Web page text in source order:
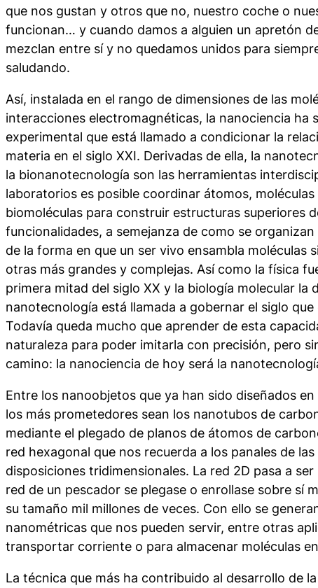
que nos gustan y otros que no, nuestro coche o
funcionan… y cuando damos a alguien un apretón
mezclan entre sí y no quedamos unidos para
saludando.
Así, instalada en el rango de dimensiones de las
interacciones electromagnéticas, la nanociencia ha
experimental que está llamado a condicionar la
materia en el siglo XXI. Derivadas de ella, la
la bionanotecnología son las herramientas
laboratorios es posible coordinar átomos,
biomoléculas para construir estructuras superiores
funcionalidades, a semejanza de como se
de la forma en que un ser vivo ensambla moléculas
otras más grandes y complejas. Así como la física
primera mitad del siglo XX y la biología molecular la
nanotecnología está llamada a gobernar el siglo
Todavía queda mucho que aprender de esta
naturaleza para poder imitarla con precisión, pero
camino: la nanociencia de hoy será la
Entre los nanoobjetos que ya han sido diseñados
los más prometedores sean los nanotubos de
mediante el plegado de planos de átomos de
red hexagonal que nos recuerda a los panales de
disposiciones tridimensionales. La red 2D pasa a ser
red de un pescador se plegase o enrollase sobre sí
su tamaño mil millones de veces. Con ello se
nanométricas que nos pueden servir, entre otras
transportar corriente o para almacenar moléculas
La técnica que más ha contribuido al desarrollo de